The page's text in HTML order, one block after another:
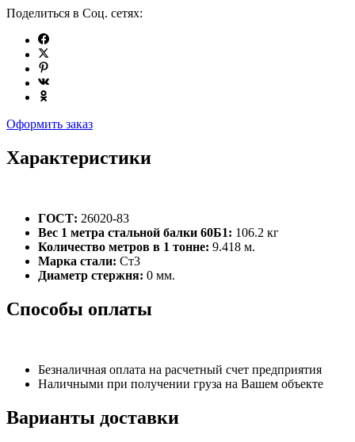
Поделиться в Соц. сетях:
Оформить заказ
Характеристики
ГОСТ: 26020-83
Вес 1 метра стальной балки 60Б1: 106.2 кг
Количество метров в 1 тонне: 9.418 м.
Марка стали: Ст3
Диаметр стержня: 0 мм.
Способы оплаты
Безналичная оплата на расчетный счет предприятия
Наличными при получении груза на Вашем объекте
Варианты доставки